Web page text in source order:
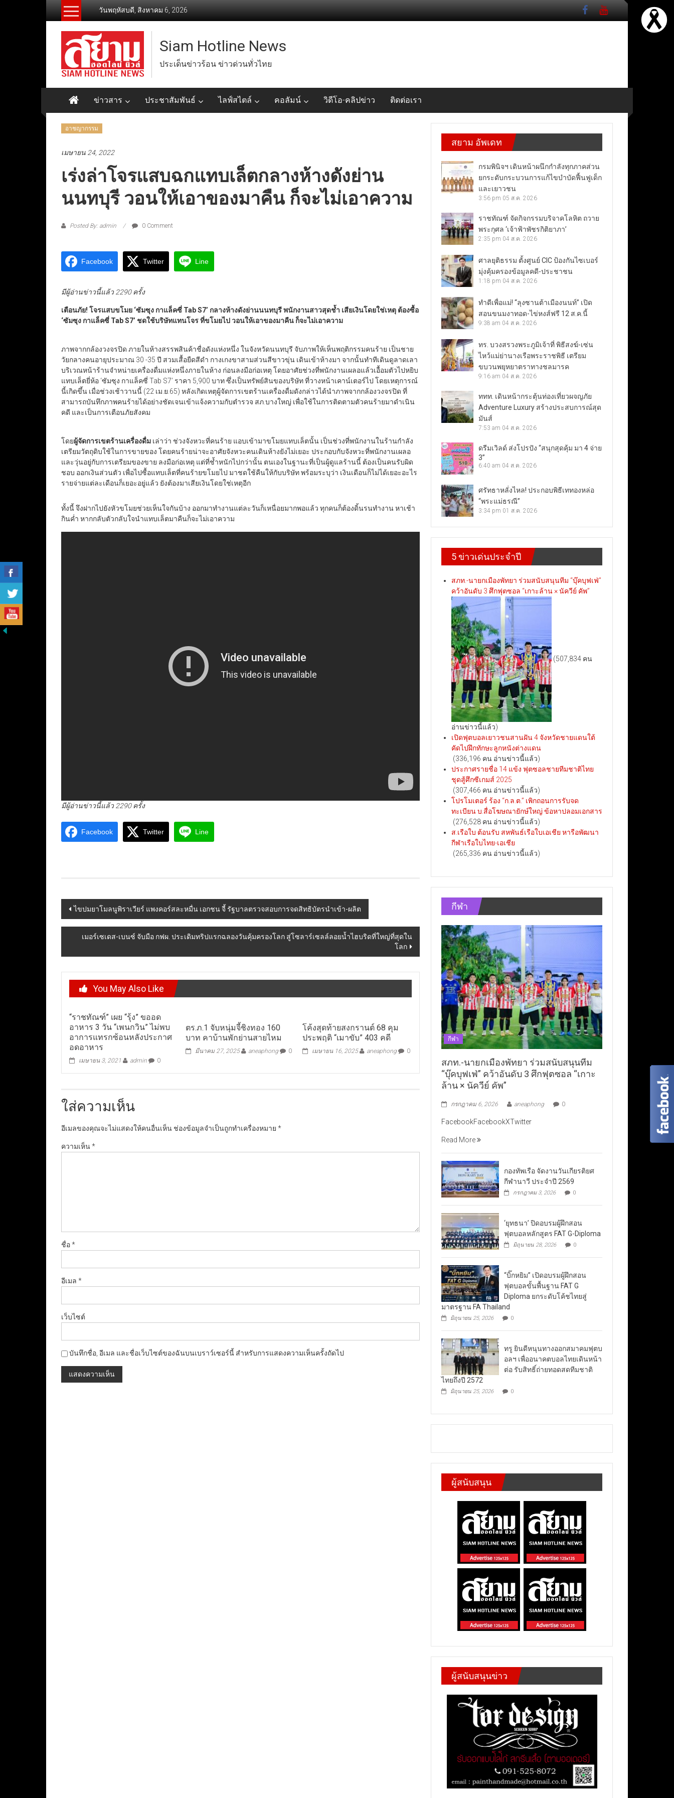
วันพฤหัสบดี, สิงหาคม 6, 2026
Siam Hotline News
ประเด็นข่าวร้อน ข่าวด่วนทั่วไทย
ข่าวสาร ประชาสัมพันธ์ ไลฟ์สไตล์ คอลัมน์ วิดีโอ-คลิปข่าว ติดต่อเรา
อาชญากรรม
เมษายน 24, 2022
เร่งล่าโจรแสบฉกแทบเล็ตกลางห้างดังย่าน
นนทบุรี วอนให้เอาของมาคืน ก็จะไม่เอาความ
Posted By: admin 0 Comment
Facebook Twitter Line
มีผู้อ่านข่าวนี้แล้ว 2290 ครั้ง
เตือนภัย! โจรแสบขโมย ‘ซัมซุง กาแล็คซี่ Tab S7’ กลางห้างดังย่านนนทบุรี พนักงานสาวสุดช้ำ เสียเงินโดยใช่เหตุ ต้องซื้อ
‘ซัมซุง กาแล็คซี่ Tab S7’ ชดใช้บริษัทแทนโจร ที่ขโมยไป วอนให้เอาของมาคืน ก็จะไม่เอาความ
ภาพจากกล้องวงจรปิด ภายในห้างสรรพสินค้าชื่อดังแห่งหนึ่ง ในจังหวัดนนทบุรี จับภาพให้เห็นพฤติกรรมคนร้าย เป็นชาย
วัยกลางคนอายุประมาณ 30 -35 ปี สวมเสื้อยืดสีดำ กางเกงขาสามส่วนสีขาวขุ่น เดินเข้าห้างมา จากนั้นทำทีเดินดูลาดเลา
บริเวณหน้าร้านจำหน่ายเครื่องดื่มแห่งหนึ่งภายในห้าง ก่อนลงมือก่อเหตุ โดยอาศัยช่วงที่พนักงานเผลอแล้วเอื้อมตัวไปหยิบ
แทบเล็ตยี่ห้อ ‘ซัมซุง กาแล็คซี่ Tab S7’ ราคา 5,900 บาท ซึ่งเป็นทรัพย์สินของบริษัท ที่วางหน้าเคาน์เตอร์ไป โดยเหตุการณ์
นี้เกิดขึ้น เมื่อช่วงเช้าวานนี้ (22 เม.ย.65) หลังเกิดเหตุผู้จัดการเขตร้านเครื่องดื่มดังกล่าวได้นำภาพจากกล้องวงจรปิด ที่
สามารถบันทึกภาพคนร้ายได้อย่างชัดเจนเข้าแจ้งความกับตำรวจ สภ.บางใหญ่ เพื่อใช้ในการติดตามตัวคนร้ายมาดำเนิน
คดี และเป็นการเตือนภัยสังคม
โดยผู้จัดการเขตร้านเครื่องดื่ม เล่าว่า ช่วงจังหวะที่คนร้าย แอบเข้ามาขโมยแทบเล็ตนั้น เป็นช่วงที่พนักงานในร้านกำลัง
เตรียมวัตถุดิบใช้ในการขายของ โดยคนร้ายน่าจะอาศัยจังหวะคนเดินห้างยังไม่เยอะ ประกอบกับจังหวะที่พนักงานเผลอ
และวุ่นอยู่กับการเตรียมของขาย ลงมือก่อเหตุ แต่ที่ช้ำหนักไปกว่านั้น ตนเองในฐานะที่เป็นผู้ดูแลร้านนี้ ต้องเป็นคนรับผิด
ชอบ ออกเงินส่วนตัว เพื่อไปซื้อแทบเล็ตที่คนร้ายขโมยไป มาชดใช้คืนให้กับบริษัท พร้อมระบุว่า เงินเดือนก็ไม่ได้เยอะอะไร
รายจ่ายแต่ละเดือนก็เยอะอยู่แล้ว ยังต้องมาเสียเงินโดยใช่เหตุอีก
ทั้งนี้ จึงฝากไปยังหัวขโมยช่วยเห็นใจกันบ้าง ออกมาทำงานแต่ละวันก็เหนื่อยมากพอแล้ว ทุกคนก็ต้องดิ้นรนทำงาน หาเช้า
กินค่ำ หากกลับตัวกลับใจนำแทบเล็ตมาคืนก็จะไม่เอาความ
มีผู้อ่านข่าวนี้แล้ว 2290 ครั้ง
Facebook Twitter Line
Post
navigation
ไขปมยาโมลนูพิราเวียร์ แพงคอร์สละหมื่น เอกชน จี้ รัฐบาลตรวจสอบการจดสิทธิบัตรนำเข้า-ผลิต
เมอร์เซเดส-เบนซ์ จับมือ กฟผ. ประเดิมทริปแรกฉลองวันคุ้มครองโลก สู่โซลาร์เซลล์ลอยน้ำไฮบริดที่ใหญ่ที่สุดใน
โลก
You May Also Like
“ราชทัณฑ์” เผย “รุ้ง” ขออด
อาหาร 3 วัน “เพนกวิน” ไม่พบ
อาการแทรกซ้อนหลังประกาศ
อดอาหาร
เมษายน 3, 2021 admin 0
ตร.ภ.1 จับหนุ่มจี้ชิงทอง 160
บาท คาบ้านพักย่านสายไหม
มีนาคม 27, 2025 aneaphong 0
โค้งสุดท้ายสงกรานต์ 68 คุม
ประพฤติ “เมาขับ” 403 คดี
เมษายน 16, 2025 aneaphong 0
ใส่ความเห็น
อีเมลของคุณจะไม่แสดงให้คนอื่นเห็น ช่องข้อมูลจำเป็นถูกทำเครื่องหมาย *
ความเห็น*
ชื่อ*
อีเมล *
เว็บไซต์
บันทึกชื่อ, อีเมล และชื่อเว็บไซต์ของฉันบนเบราว์เซอร์นี้ สำหรับการแสดงความเห็นครั้งถัดไป
สยาม อัพเดท
กรมพินิจฯ เดินหน้าผนึกกำลังทุกภาคส่วน
ยกระดับกระบวนการแก้ไขบำบัดฟื้นฟูเด็ก
และเยาวชน
3:56 pm 05 ส.ค. 2026
ราชทัณฑ์ จัดกิจกรรมบริจาคโลหิต ถวาย
พระกุศล ‘เจ้าฟ้าพัชรกิติยาภา’
2:35 pm 04 ส.ค. 2026
ศาลยุติธรรม ตั้งศูนย์ CIC ป้องกันไซเบอร์
มุ่งคุ้มครองข้อมูลคดี-ประชาชน
1:18 pm 04 ส.ค. 2026
ทำดีเพื่อแม่! “ลุงซานต้าเมืองนนท์” เปิด
สอนขนมงาทอด-ไข่หงส์ฟรี 12 ส.ค.นี้
9:38 am 04 ส.ค. 2026
ทร. บวงสรวงพระภูมิเจ้าที่ พิธีสงฆ์-เซ่น
ไหว้แม่ย่านางเรือพระราชพิธี เตรียม
ขบวนพยุหยาตราทางชลมารค
9:16 am 04 ส.ค. 2026
ททท. เดินหน้ากระตุ้นท่องเที่ยวผจญภัย
Adventure Luxury สร้างประสบการณ์สุด
มันส์
7:53 am 04 ส.ค. 2026
ดรีมเวิลด์ ส่งโปรปัง “สนุกสุดคุ้ม มา 4 จ่าย
3”
6:40 am 04 ส.ค. 2026
ศรัทธาหลั่งไหล! ประกอบพิธีเททองหล่อ
“พระแม่ธรณี”
3:34 pm 01 ส.ค. 2026
5 ข่าวเด่นประจำปี
สภท.-นายกเมืองพัทยา ร่วมสนับสนุนทีม “บุ๊คบุฟเฟ่”
คว้าอันดับ 3 ศึกฟุตซอล “เกาะล้าน × นัควีย์ คัพ”
(507,834 คน
อ่านข่าวนี้แล้ว)
เปิดฟุตบอลเยาวชนสานฝัน 4 จังหวัดชายแดนใต้
คัดไปฝึกทักษะลูกหนังต่างแดน
(336,196 คน อ่านข่าวนี้แล้ว)
ประกาศรายชื่อ 14 แข้ง ฟุตซอลชายทีมชาติไทย
ชุดสู้ศึกซีเกมส์ 2025
(307,466 คน อ่านข่าวนี้แล้ว)
โปรโมเตอร์ ร้อง “ก.ล.ต.” เพิกถอนการรับจด
ทะเบียน บ.สื่อโฆษณายักษ์ใหญ่ ข้อหาปลอมเอกสาร
(276,528 คน อ่านข่าวนี้แล้ว)
ส.เรือใบ ต้อนรับ สหพันธ์เรือใบเอเชีย หารือพัฒนา
กีฬาเรือใบไทย-เอเชีย
(265,336 คน อ่านข่าวนี้แล้ว)
กีฬา
กีฬา
สภท.-นายกเมืองพัทยา ร่วมสนับสนุนทีม
“บุ๊คบุฟเฟ่” คว้าอันดับ 3 ศึกฟุตซอล “เกาะ
ล้าน × นัควีย์ คัพ”
กรกฎาคม 6, 2026 aneaphong 0
FacebookFacebookXTwitter
Read More
กองทัพเรือ จัดงานวันเกียรติยศ
กีฬานาวี ประจำปี 2569
กรกฎาคม 3, 2026 0
‘ยุทธนา’ ปิดอบรมผู้ฝึกสอน
ฟุตบอลหลักสูตร FAT G-Diploma
มิถุนายน 28, 2026 0
“บิ๊กหยิม” เปิดอบรมผู้ฝึกสอน
ฟุตบอลขั้นพื้นฐาน FAT G
Diploma ยกระดับโค้ชไทยสู่
มาตรฐาน FA Thailand
มิถุนายน 25, 2026 0
ทรู ยินดีหนุนทางออกสมาคมฟุตบ
อลฯ เพื่ออนาคตบอลไทยเดินหน้า
ต่อ รับสิทธิ์ถ่ายทอดสดทีมชาติ
ไทยถึงปี 2572
มิถุนายน 25, 2026 0
ผู้สนับสนุน
ผู้สนับสนุนข่าว